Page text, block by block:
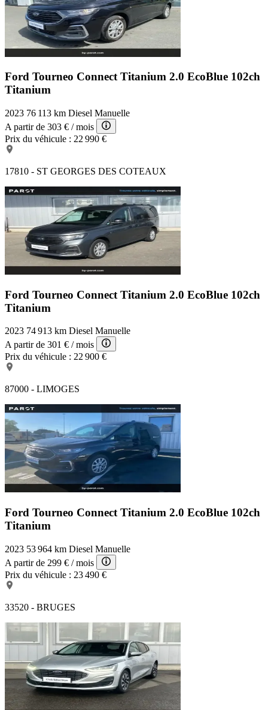
Ford Tourneo Connect Titanium 2.0 EcoBlue 102ch
Titanium
2023 76 113 km Diesel Manuelle
A partir de 303 € / mois
Prix du véhicule : 22 990 €
17810 - ST GEORGES DES COTEAUX
Ford Tourneo Connect Titanium 2.0 EcoBlue 102ch
Titanium
2023 74 913 km Diesel Manuelle
A partir de 301 € / mois
Prix du véhicule : 22 900 €
87000 - LIMOGES
Ford Tourneo Connect Titanium 2.0 EcoBlue 102ch
Titanium
2023 53 964 km Diesel Manuelle
A partir de 299 € / mois
Prix du véhicule : 23 490 €
33520 - BRUGES